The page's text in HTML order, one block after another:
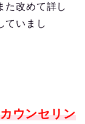
た改めて詳し
ていまし
ウンセリン